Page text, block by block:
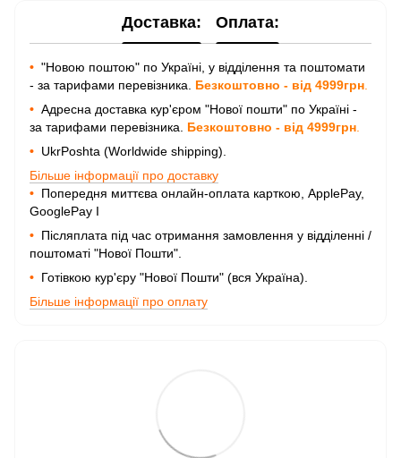
Доставка: Оплата:
• "Новою поштою" по Україні, у відділення та поштомати
- за тарифами перевізника. Безкоштовно - від 4999грн
• Адресна доставка кур'єром "Нової пошти" по Україні -
за тарифами перевізника. Безкоштовно - від 4999грн
• UkrPoshta (Worldwide shipping).
Більше інформації про доставку
• Попередня миттєва онлайн-оплата карткою, ApplePay,
GooglePay I
• Післяплата під час отримання замовлення у відділенні /
поштоматі "Нової Пошти".
• Готівкою кур'єру "Нової Пошти" (вся Україна).
Більше інформації про оплату